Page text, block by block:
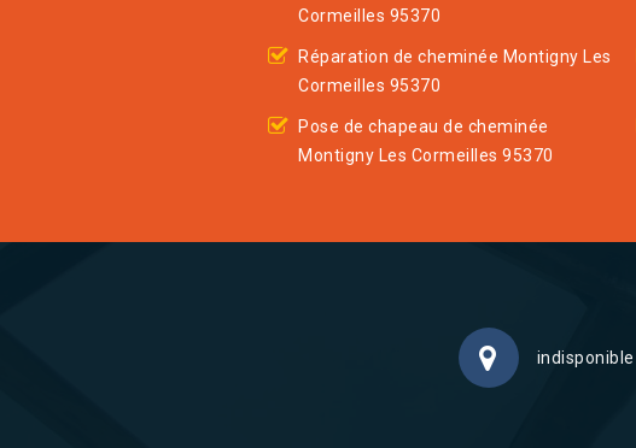
Cormeilles 95370
Réparation de cheminée Montigny Les
Cormeilles 95370
Pose de chapeau de cheminée
Montigny Les Cormeilles 95370
indisponible